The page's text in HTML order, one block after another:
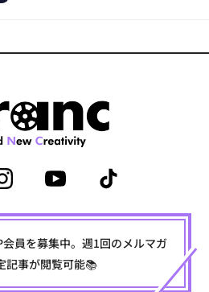
会員を募集中。週1回のメルマガ
記事が閲覧可能📚